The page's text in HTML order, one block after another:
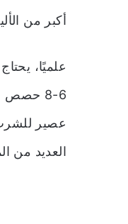
أكبر من
علميًا،
6-8
عصير
العديد من